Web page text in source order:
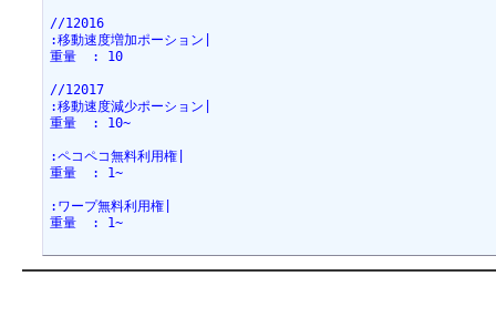
//12016
:移動速度増加ポーション|
重量  : 10
//12017
:移動速度減少ポーション|
重量  : 10~
:ペコペコ無料利用権|
重量  : 1~
:ワープ無料利用権|
重量  : 1~